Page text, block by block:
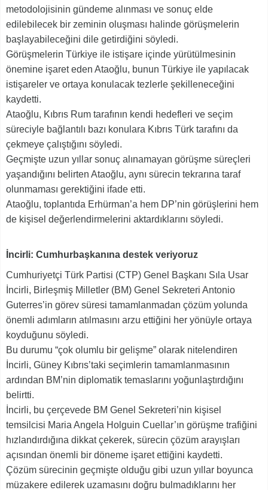
metodolojisinin gündeme alınması ve sonuç elde
edilebilecek bir zeminin oluşması halinde görüşmelerin
başlayabileceğini dile getirdiğini söyledi.
Görüşmelerin Türkiye ile istişare içinde yürütülmesinin
önemine işaret eden Ataoğlu, bunun Türkiye ile yapılacak
istişareler ve ortaya konulacak tezlerle şekilleneceğini
kaydetti.
Ataoğlu, Kıbrıs Rum tarafının kendi hedefleri ve seçim
süreciyle bağlantılı bazı konulara Kıbrıs Türk tarafını da
çekmeye çalıştığını söyledi.
Geçmişte uzun yıllar sonuç alınamayan görüşme süreçleri
yaşandığını belirten Ataoğlu, aynı sürecin tekrarına taraf
olunmaması gerektiğini ifade etti.
Ataoğlu, toplantıda Erhürman’a hem DP’nin görüşlerini hem
de kişisel değerlendirmelerini aktardıklarını söyledi.
İncirli: Cumhurbaşkanına destek veriyoruz
Cumhuriyetçi Türk Partisi (CTP) Genel Başkanı Sıla Usar
İncirli, Birleşmiş Milletler (BM) Genel Sekreteri Antonio
Guterres’in görev süresi tamamlanmadan çözüm yolunda
önemli adımların atılmasını arzu ettiğini her yönüyle ortaya
koyduğunu söyledi.
Bu durumu “çok olumlu bir gelişme” olarak nitelendiren
İncirli, Güney Kıbrıs’taki seçimlerin tamamlanmasının
ardından BM’nin diplomatik temaslarını yoğunlaştırdığını
belirtti.
İncirli, bu çerçevede BM Genel Sekreteri’nin kişisel
temsilcisi Maria Angela Holguin Cuellar’ın görüşme trafiğini
hızlandırdığına dikkat çekerek, sürecin çözüm arayışları
açısından önemli bir döneme işaret ettiğini kaydetti.
Çözüm sürecinin geçmişte olduğu gibi uzun yıllar boyunca
müzakere edilerek uzamasını doğru bulmadıklarını her